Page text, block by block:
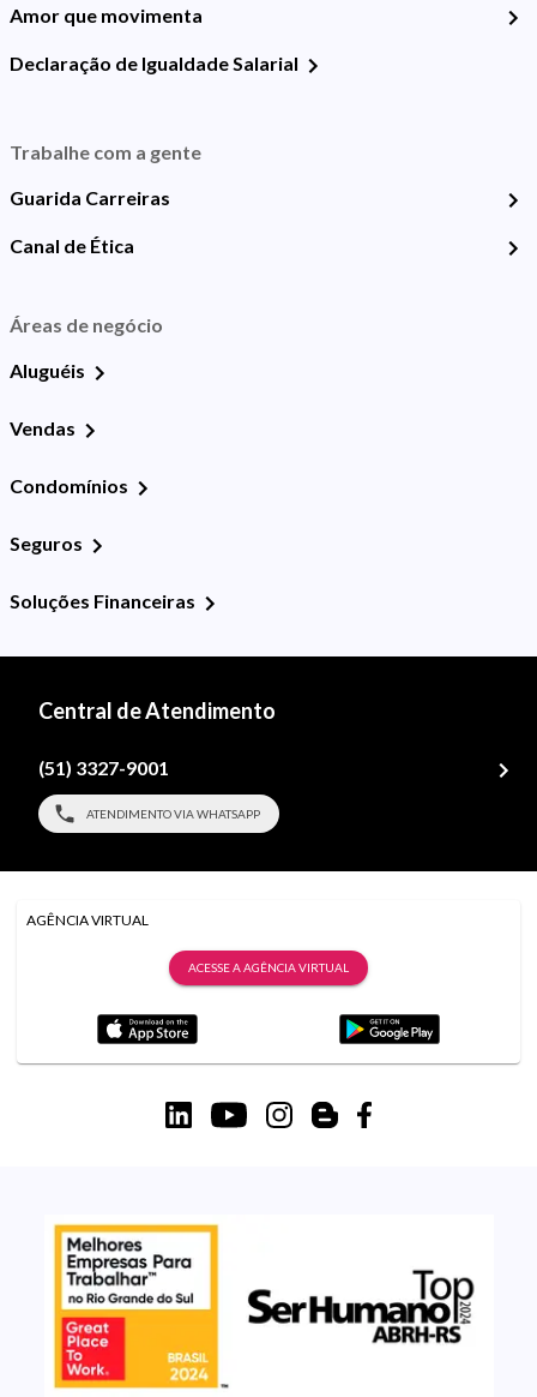
Amor que movimenta
Declaração de Igualdade Salarial
Trabalhe com a gente
Guarida Carreiras
Canal de Ética
Áreas de negócio
Aluguéis
Vendas
Condomínios
Seguros
Soluções Financeiras
Central de Atendimento
(51) 3327-9001
ATENDIMENTO VIA WHATSAPP
AGÊNCIA VIRTUAL
ACESSE A AGÊNCIA VIRTUAL